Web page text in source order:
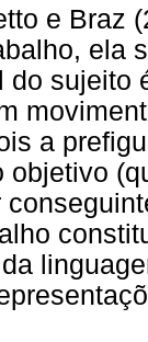
e Braz
ela
do sujeito
a
objetivo